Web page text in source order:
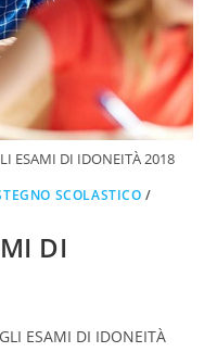
ESAMI DI IDONEITÀ 2018
SCOLASTICO /
DI
ESAMI DI IDONEITÀ